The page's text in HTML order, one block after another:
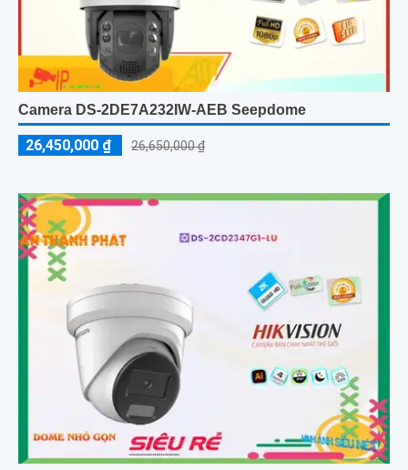
Camera DS-2DE7A232IW-AEB Seepdome
26,450,000 ₫ 26,650,000 ₫